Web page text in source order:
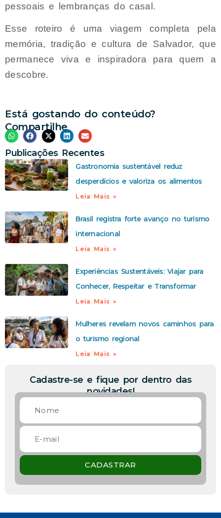
pessoais e lembranças do casal.
Esse roteiro é uma viagem completa pela
memória, tradição e cultura de Salvador, que
permanece viva e inspiradora para quem a
descobre.
Está gostando do conteúdo?
Compartilhe
Publicações Recentes
Gastronomia sustentável reduz
desperdícios e valoriza os alimentos
Leia Mais »
Brasil registra forte avanço no turismo
internacional
Leia Mais »
Experiências Sustentáveis: Viajar para
Conhecer, Respeitar e Transformar
Leia Mais »
Mulheres revelam novos caminhos para
o turismo regional
Leia Mais »
Cadastre-se e fique por dentro das
novidades!
CADASTRAR